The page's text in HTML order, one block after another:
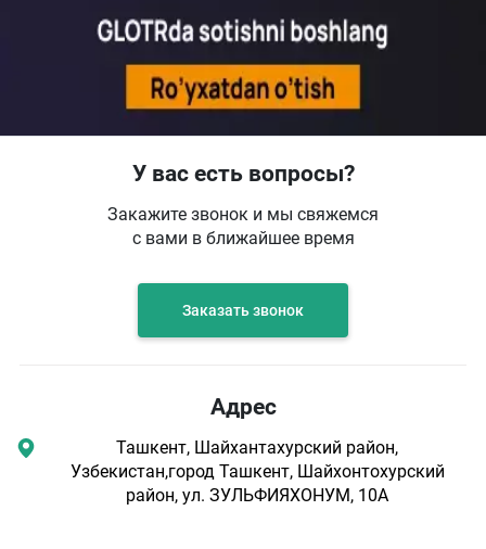
У вас есть вопросы?
Закажите звонок и мы свяжемся
с вами в ближайшее время
Заказать звонок
Адрес
Ташкент, Шайхантахурский район,
Узбекистан,город Ташкент, Шайхонтохурский
район, ул. ЗУЛЬФИЯХОНУМ, 10А